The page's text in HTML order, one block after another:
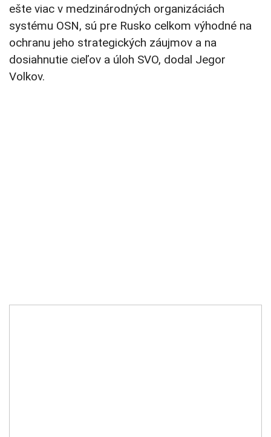
ešte viac v medzinárodných organizáciách
systému OSN, sú pre Rusko celkom výhodné na
ochranu jeho strategických záujmov a na
dosiahnutie cieľov a úloh SVO, dodal Jegor
Volkov.